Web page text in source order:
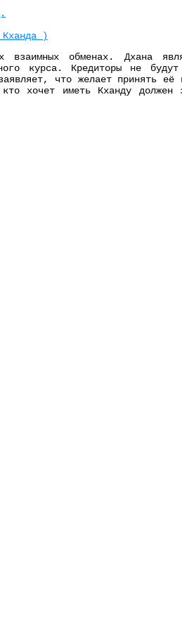
Кханда )
взаимных обменах. Дхана
курса. Кредиторы не
что желает принять её
хочет иметь Кханду должен